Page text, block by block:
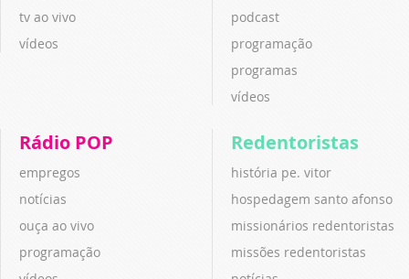
tv ao vivo
vídeos
podcast
programação
programas
vídeos
Rádio POP
empregos
notícias
ouça ao vivo
programação
Redentoristas
história pe. vitor
hospedagem santo afonso
missionários redentoristas
missões redentoristas